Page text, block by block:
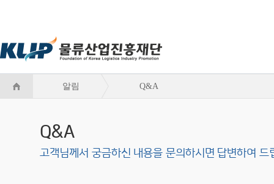
알림 Q&A
Q&A
고객님께서 궁금하신 내용을 문의하시면 답변하여 드